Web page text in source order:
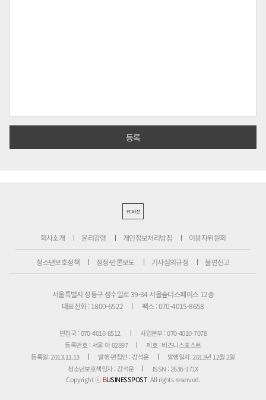
PC버전
회사소개 윤리강령 개인정보처리방침 이용자위원회
청소년보호정책 정정·반론보도 기사심의규정 불편신고
서울특별시 성동구 성수일로 39-34 서울숲더스페이스 12층
대표전화 : 1800-6522
팩스 : 070-4015-8658
편집국 : 070-4010-8512
사업본부 : 070-4010-7078
등록번호 : 서울 아 02897
제호 : 비즈니스포스트
등록일: 2013.11.13
발행·편집인 : 강석운
발행일자: 2013년 12월 2일
청소년보호책임자 : 강석운
ISSN : 2636-171X
Copyright ⓒBUSINESSPOST. All rights reserved.